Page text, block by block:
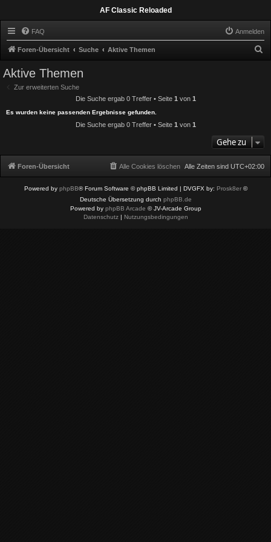
AF Classic Reloaded
FAQ Anmelden
Foren-Übersicht Suche Aktive Themen
Aktive Themen
Zur erweiterten Suche
Die Suche ergab 0 Treffer • Seite 1 von 1
Es wurden keine passenden Ergebnisse gefunden.
Die Suche ergab 0 Treffer • Seite 1 von 1
Gehe zu
Foren-Übersicht Alle Zeiten sind UTC+02:00
Alle Cookies löschen
Powered by phpBB® Forum Software © phpBB Limited | DVGFX by: Prosk8er©
Deutsche Übersetzung durch phpBB.de
Powered by phpBB Arcade © JV-Arcade Group
Datenschutz| Nutzungsbedingungen